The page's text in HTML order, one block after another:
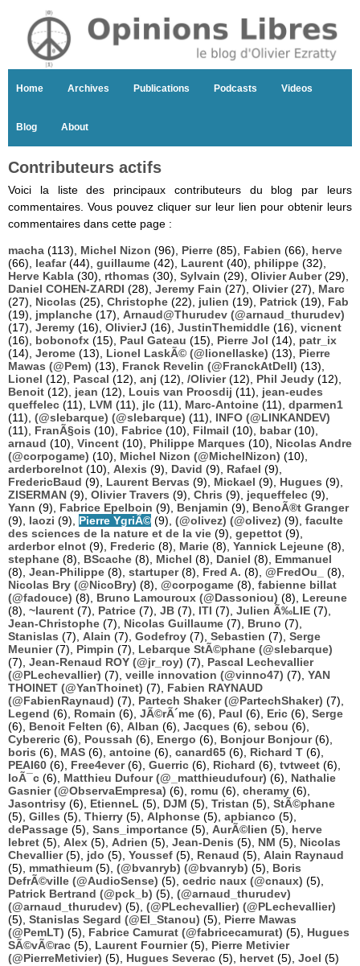
Home Archives Publications Podcasts Videos
Blog About
Contributeurs actifs
Voici la liste des principaux contributeurs du blog par leurs
commentaires. Vous pouvez cliquer sur leur lien pour obtenir leurs
commentaires dans cette page :
macha (113), Michel Nizon (96), Pierre (85), Fabien (66), herve
(66), leafar(44), guillaume (42), Laurent (40), philippe (32),
Herve Kabla (30), rthomas (30), Sylvain (29), Olivier Auber(29),
Daniel COHEN-ZARDI (28), Jeremy Fain (27), Olivier(27), Marc
(27), Nicolas (25), Christophe (22), julien (19), Patrick (19), Fab
(19), jmplanche (17), Arnaud@Thurudev (@arnaud_thurudev)
(17), Jeremy (16), OlivierJ (16), JustinThemiddle (16), vicnent
(16), bobonofx (15), Paul Gateau (15), Pierre Jol (14), patr_ix
(14), Jerome (13), Lionel LaskÃ© (@lionellaske) (13), Pierre
Mawas (@Pem) (13), Franck Revelin (@FranckAtDell) (13),
Lionel (12), Pascal (12), anj (12), /Olivier(12), Phil Jeudy (12),
Benoit (12), jean (12), Louis van Proosdij (11), jean-eudes
queffelec (11), LVM (11), jlc (11), Marc-Antoine (11), dparmen1
(11), (@slebarque) (@slebarque) (11), INFO (@LINKANDEV)
(11), FranÃ§ois (10), Fabrice (10), Filmail (10), babar(10),
arnaud (10), Vincent (10), Philippe Marques (10), Nicolas Andre
(@corpogame) (10), Michel Nizon (@MichelNizon) (10),
arderborelnot (10), Alexis (9), David (9), Rafael (9),
FredericBaud (9), Laurent Bervas (9), Mickael (9), Hugues (9),
ZISERMAN (9), Olivier Travers (9), Chris (9), jequeffelec (9),
Yann (9), Fabrice Epelboin (9), Benjamin (9), BenoÃ®t Granger
(9), laozi (9), Pierre YgriÃ© (9), (@olivez) (@olivez) (9), faculte
des sciences de la nature et de la vie (9), gepettot (9),
arderbor elnot (9), Frederic (8), Marie (8), Yannick Lejeune (8),
stephane (8), BScache (8), Michel (8), Daniel (8), Emmanuel
(8), Jean-Philippe (8), startuper(8), Fred A. (8), @FredOu_
(8),
Nicolas Bry (@NicoBry) (8), @corpogame (8), fabienne billat
(@fadouce) (8), Bruno Lamouroux (@Dassoniou) (8), Lereune
(8), ~laurent (7), Patrice (7), JB (7), ITI (7), Julien Ã‰LIE (7),
Jean-Christophe (7), Nicolas Guillaume (7), Bruno (7),
Stanislas (7), Alain (7), Godefroy (7), Sebastien (7), Serge
Meunier(7), Pimpin (7), Lebarque StÃ©phane (@slebarque)
(7), Jean-Renaud ROY (@jr_roy) (7), Pascal Lechevallier
(@PLechevallier) (7), veille innovation (@vinno47) (7), YAN
THOINET (@YanThoinet) (7), Fabien RAYNAUD
(@FabienRaynaud) (7), Partech Shaker (@PartechShaker) (7),
Legend (6), Romain (6), JÃ©rÃ´me (6), Paul (6), Eric (6), Serge
(6), Benoit Felten (6), Alban (6), Jacques (6), sebou (6),
Cybereric (6), Poussah (6), Energo (6), Bonjour Bonjour(6),
boris (6), MAS (6), antoine (6), canard65 (6), Richard T (6),
PEAI60 (6), Free4ever(6), Guerric (6), Richard (6), tvtweet (6),
loÃ¯c (6), Matthieu Dufour (@_matthieudufour) (6), Nathalie
Gasnier (@ObservaEmpresa) (6), romu (6), cheramy (6),
Jasontrisy (6), EtienneL (5), DJM (5), Tristan (5), StÃ©phane
(5), Gilles (5), Thierry (5), Alphonse (5), apbianco (5),
dePassage (5), Sans_importance (5), AurÃ©lien (5), herve
lebret (5), Alex (5), Adrien (5), Jean-Denis (5), NM (5), Nicolas
Chevallier(5), jdo (5), Youssef (5), Renaud (5), Alain Raynaud
(5), mmathieum (5), (@bvanryb) (@bvanryb) (5), Boris
DefrÃ©ville (@AudioSense) (5), cedric naux (@cnaux) (5),
Patrick Bertrand (@pck_b) (5), (@arnaud_thurudev)
(@arnaud_thurudev) (5), (@PLechevallier) (@PLechevallier)
(5), Stanislas Segard (@El_Stanou) (5), Pierre Mawas
(@PemLT) (5), Fabrice Camurat (@fabricecamurat) (5), Hugues
SÃ©vÃ©rac (5), Laurent Fournier(5), Pierre Metivier
(@PierreMetivier) (5), Hugues Severac (5), hervet (5), Joel (5)